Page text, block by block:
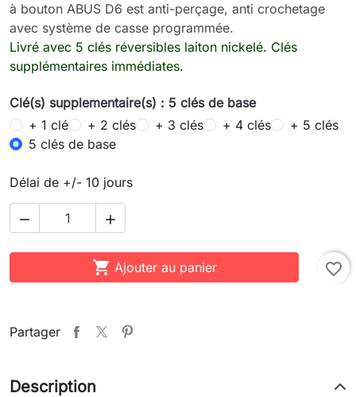
à bouton ABUS D6 est anti-perçage, anti crochetage
avec système de casse programmée.
Livré avec 5 clés réversibles laiton nickelé. Clés
supplémentaires immédiates.
Clé(s) supplementaire(s) : 5 clés de base
+ 1 clé
+ 2 clés + 3 clés + 4 clés
+ 5 clés
5 clés de base
Délai de +/- 10 jours
 
 Ajouter au panier favorite_border
Partager
Description